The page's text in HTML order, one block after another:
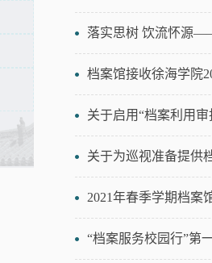
落实思树 饮流怀源
档案馆接收徐海学院
关于启用“档案利用
关于为巡视准备提供
2021年春季学期档案
“档案服务校园行”